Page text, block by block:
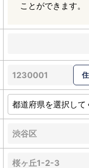
ことができます。